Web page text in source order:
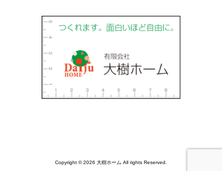
Copyright © 2026 大樹ホーム All rights Reserved.